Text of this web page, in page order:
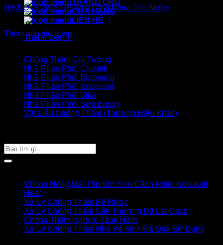
TRANG CHỦ
CỬA HÀNG
LIÊN HỆ
Thanh toán +
NIKKO GLOSS UP Sơn Tăng Bóng Gốc Nước
2.400.000₫
Thêm vào giỏ hàng
Danh mục sản phẩm
Chống Thấm Cát Tường
Nhà Phân Phối Conmik
Nhà Phân Phối Europaint
Nhà Phân Phối Kovipaint
Nhà Phân Phối Sika
Nhà Phân Phối Sơn Epoxy
Vật Liệu Chống Thấm (Thương Hiệu Khác)
Tìm
kiếm:
Chống Nóng Mái Tôn Với Sơn Cách Nhiệt Kovi Anti
Heat
Xử Lý Chống Thấm Bể Nước
Xử Lý Chống Thấm Sân Thượng Đã Lát Gạch
Chống Thấm Ngược Tầng Hầm
Xử Lý Chống Thấm Nhà Vệ Sinh Đã Qua Sử Dụng